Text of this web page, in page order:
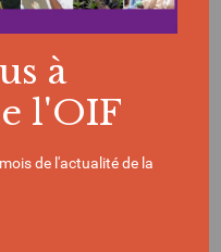
l’OIF
à
l'OIF
de l'actualité de la